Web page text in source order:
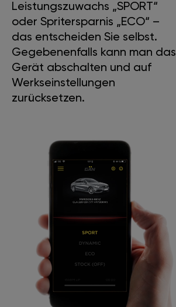
Leistungszuwachs „SPORT“
oder Spritersparnis „ECO“ –
das entscheiden Sie selbst.
Gegebenenfalls kann man das
Gerät abschalten und auf
Werkseinstellungen
zurücksetzen.